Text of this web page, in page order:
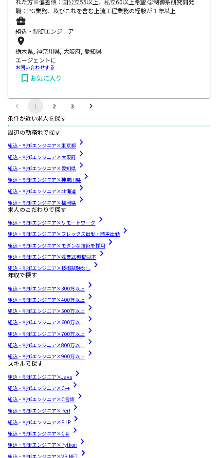
れた方※偏差値：国公立55以上、私立60以上希望 ②制御系研究開発
職：PG業務、及びこれを含む上流工程業務の経験が１年以上
組込・制御エンジニア
栃木県, 神奈川県, 大阪府, 愛知県
エージェントに
お問い合わせする
お気に入り
1 2 3
条件が近い求人を探す
周辺の勤務地で探す
組込・制御エンジニア×東京都
組込・制御エンジニア×大阪府
組込・制御エンジニア×愛知県
組込・制御エンジニア×神奈川県
組込・制御エンジニア×北海道
組込・制御エンジニア×福岡県
求人のこだわりで探す
組込・制御エンジニア×リモートワーク
組込・制御エンジニア×フレックス出勤・時差出勤
組込・制御エンジニア×モダンな技術を採用
組込・制御エンジニア×残業20時間以下
組込・制御エンジニア×技術試験なし
年収で探す
組込・制御エンジニア×300万以上
組込・制御エンジニア×400万以上
組込・制御エンジニア×500万以上
組込・制御エンジニア×600万以上
組込・制御エンジニア×700万以上
組込・制御エンジニア×800万以上
組込・制御エンジニア×900万以上
スキルで探す
組込・制御エンジニア×Java
組込・制御エンジニア×C++
組込・制御エンジニア×C言語
組込・制御エンジニア×Perl
組込・制御エンジニア×PHP
組込・制御エンジニア×C＃
組込・制御エンジニア×Python
組込・制御エンジニア×VB.NET